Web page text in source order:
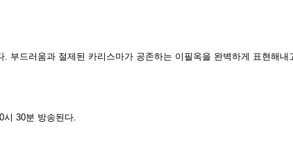
드러움과 절제된 카리스마가 공존하는 이필옥을 완벽하게 표현해
시 30분 방송된다.